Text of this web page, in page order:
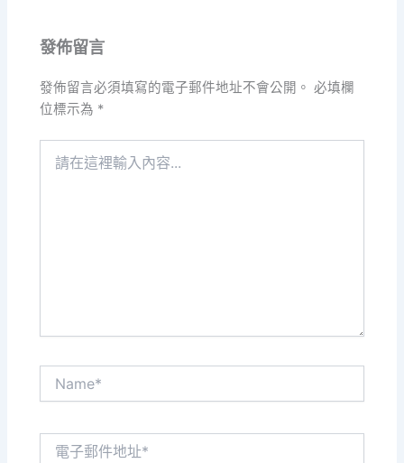
發佈留言
發佈留言必須填寫的電子郵件地址不會公開。 必填欄
位標示為 *